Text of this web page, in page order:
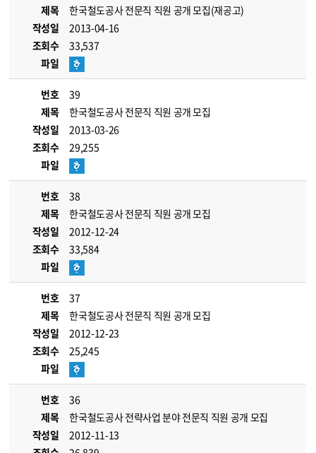
제목
한국철도공사 전문직 직원 공개 모집(재공고)
작성일
2013-04-16
조회수
33,537
파일
번호
39
제목
한국철도공사 전문직 직원 공개 모집
작성일
2013-03-26
조회수
29,255
파일
번호
38
제목
한국철도공사 전문직 직원 공개 모집
작성일
2012-12-24
조회수
33,584
파일
번호
37
제목
한국철도공사 전문직 직원 공개 모집
작성일
2012-12-23
조회수
25,245
파일
번호
36
제목
한국철도공사 전략사업 분야 전문직 직원 공개 모집
작성일
2012-11-13